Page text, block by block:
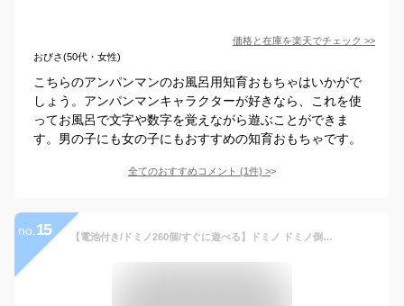
価格と在庫を楽天でチェック >>
おびさ(50代・女性)
こちらのアンパンマンのお風呂用知育おもちゃはいかがで
しょう。アンパンマンキャラクターが好きなら、これを使
ってお風呂で文字や数字を覚えながら遊ぶことができま
す。男の子にも女の子にもおすすめの知育おもちゃです。
全てのおすすめコメント (1件) >
no. 15 【電池付き/ドミノ260個/すぐに遊べる】ドミノ ドミノ倒し ブロック 積み木 ドミノトレイン ★REVL 7986680 知育玩具 3歳～ おもちゃ 玩具 プレゼント ギフト 送料無料